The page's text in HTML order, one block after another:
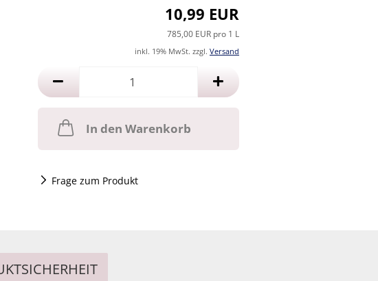
10,99 EUR
785,00 EUR pro 1 L
inkl. 19% MwSt. zzgl. Versand
In den Warenkorb
Frage zum Produkt